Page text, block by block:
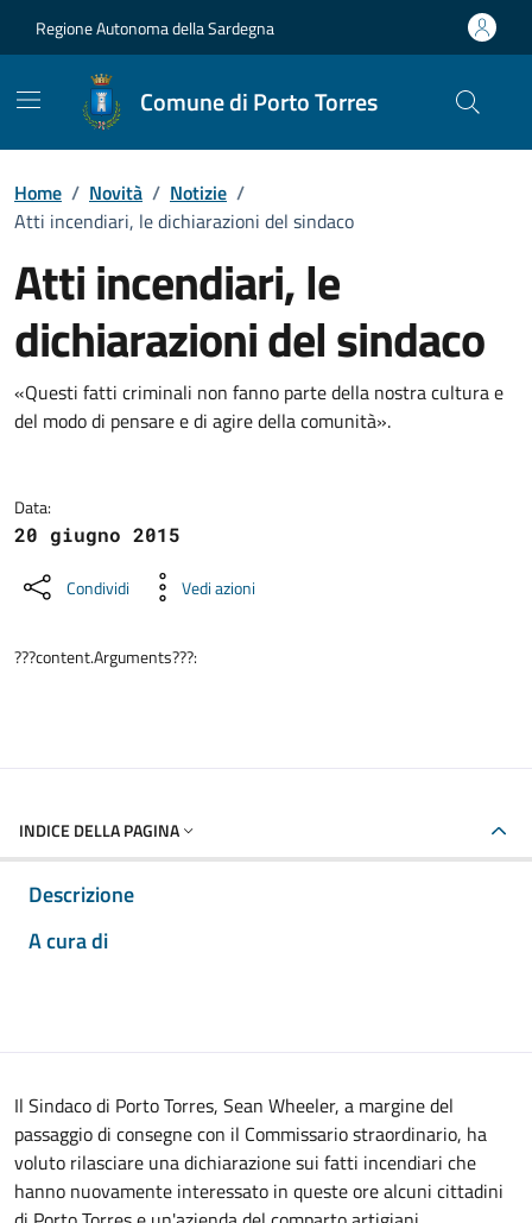
Regione Autonoma della Sardegna
Comune di Porto Torres
Home / Novità / Notizie /
Atti incendiari, le dichiarazioni del sindaco
Atti incendiari, le
dichiarazioni del sindaco
Dettagli della notizia
«Questi fatti criminali non fanno parte della nostra cultura e
del modo di pensare e di agire della comunità».
Data:
20 giugno 2015
Condividi Vedi azioni
???content.Arguments???:
INDICE DELLA PAGINA
Descrizione
A cura di
Il Sindaco di Porto Torres, Sean Wheeler, a margine del
passaggio di consegne con il Commissario straordinario, ha
voluto rilasciare una dichiarazione sui fatti incendiari che
hanno nuovamente interessato in queste ore alcuni cittadini